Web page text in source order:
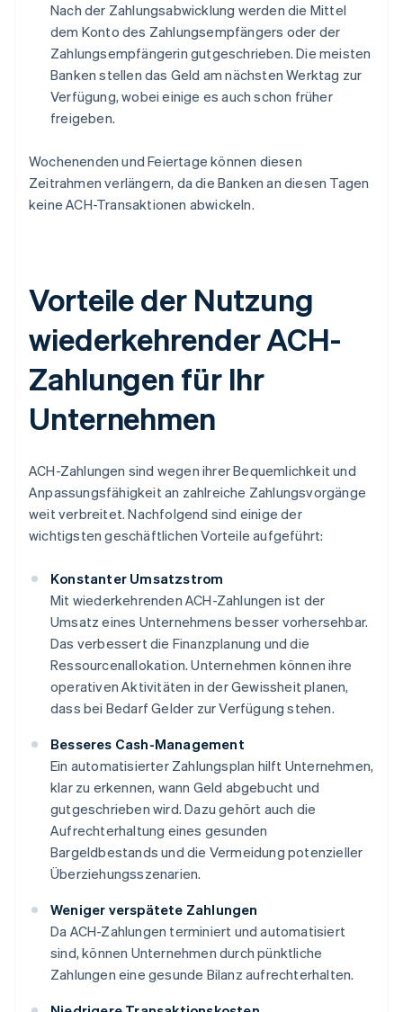
Nach der Zahlungsabwicklung werden die Mittel
dem Konto des Zahlungsempfängers oder der
Zahlungsempfängerin gutgeschrieben. Die meisten
Banken stellen das Geld am nächsten Werktag zur
Verfügung, wobei einige es auch schon früher
freigeben.
Wochenenden und Feiertage können diesen
Zeitrahmen verlängern, da die Banken an diesen Tagen
keine ACH-Transaktionen abwickeln.
Vorteile der Nutzung
wiederkehrender ACH-
Zahlungen für Ihr
Unternehmen
ACH-Zahlungen sind wegen ihrer Bequemlichkeit und
Anpassungsfähigkeit an zahlreiche Zahlungsvorgänge
weit verbreitet. Nachfolgend sind einige der
wichtigsten geschäftlichen Vorteile aufgeführt:
Konstanter Umsatzstrom
Mit wiederkehrenden ACH-Zahlungen ist der
Umsatz eines Unternehmens besser vorhersehbar.
Das verbessert die Finanzplanung und die
Ressourcenallokation. Unternehmen können ihre
operativen Aktivitäten in der Gewissheit planen,
dass bei Bedarf Gelder zur Verfügung stehen.
Besseres Cash-Management
Ein automatisierter Zahlungsplan hilft Unternehmen,
klar zu erkennen, wann Geld abgebucht und
gutgeschrieben wird. Dazu gehört auch die
Aufrechterhaltung eines gesunden
Bargeldbestands und die Vermeidung potenzieller
Überziehungsszenarien.
Weniger verspätete Zahlungen
Da ACH-Zahlungen terminiert und automatisiert
sind, können Unternehmen durch pünktliche
Zahlungen eine gesunde Bilanz aufrechterhalten.